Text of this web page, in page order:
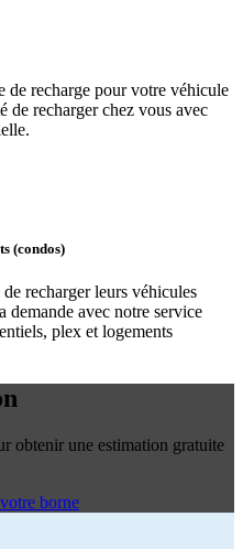
recharge pour votre véhicule
de recharger chez vous avec
(condos)
recharger leurs véhicules
demande avec notre service
plex et logements
obtenir une estimation gratuite
borne